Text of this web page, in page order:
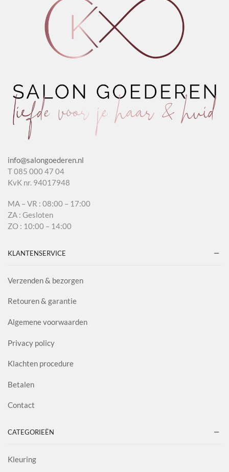
aantal
info@salongoederen.nl
T 085 000 47 04
KvK nr. 94017948
MA – VR : 08:00 – 17:00
ZA : Gesloten
ZO : 10:00 – 14:00
KLANTENSERVICE
Verzenden & bezorgen
Retouren & garantie
Algemene voorwaarden
Privacy policy
Klachten procedure
Betalen
Contact
CATEGORIEËN
Kleuring